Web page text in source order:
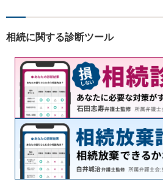
相続に関する診断ツール